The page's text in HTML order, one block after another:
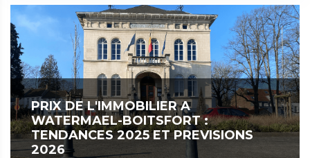
PRIX DE L'IMMOBILIER A
WATERMAEL-BOITSFORT :
TENDANCES 2025 ET PREVISIONS
2026